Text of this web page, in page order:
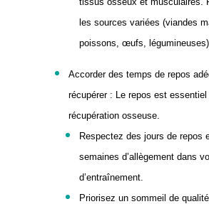
les sources variées (viandes
poissons, œufs, légumineuses).
Accorder des temps de repos
récupérer : Le repos est essentiel
récupération osseuse.
Respectez des jours de repos
semaines d’allègement dans
d’entraînement.
Priorisez un sommeil de